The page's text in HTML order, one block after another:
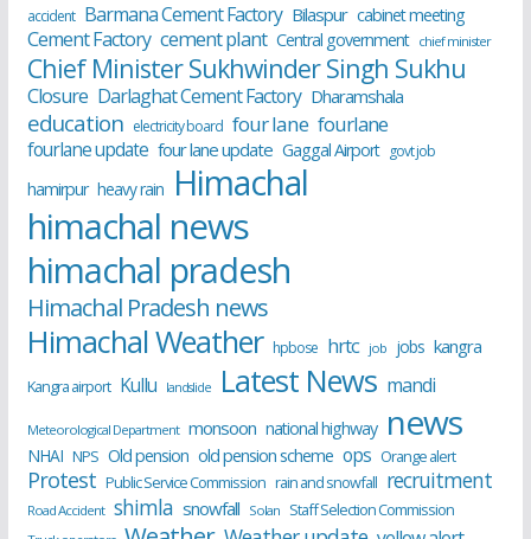
accident Barmana Cement Factory Bilaspur cabinet meeting
Cement Factory cement plant Central government chief minister
Chief Minister Sukhwinder Singh Sukhu
Closure Darlaghat Cement Factory Dharamshala
education electricity board four lane fourlane
fourlane update four lane update Gaggal Airport govt job
hamirpur heavy rain Himachal
himachal news
himachal pradesh
Himachal Pradesh news
Himachal Weather hpbose hrtc job jobs kangra
Kangra airport Kullu landslide Latest News mandi
Meteorological Department monsoon national highway news
NHAI NPS Old pension old pension scheme ops Orange alert
Protest Public Service Commission rain and snowfall recruitment
Road Accident shimla snowfall Solan Staff Selection Commission